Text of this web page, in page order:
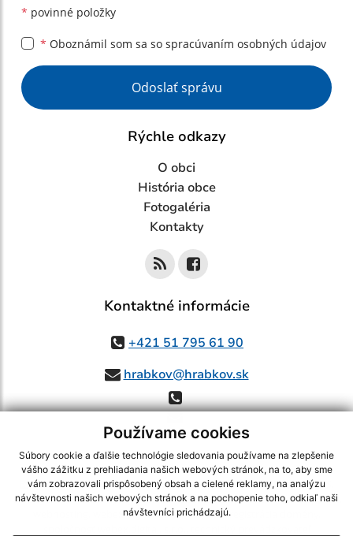
Používame cookies
Súbory cookie a ďalšie technológie sledovania používame na zlepšenie
vášho zážitku z prehliadania našich webových stránok, na to, aby sme
vám zobrazovali prispôsobený obsah a cielené reklamy, na analýzu
návštevnosti našich webových stránok a na pochopenie toho, odkiaľ naši
návštevníci prichádzajú.
* povinné položky
* Oboznámil som sa so spracúvaním osobných údajov
Google reCaptcha Response
Odoslať správu
Rýchle odkazy
O obci
História obce
Fotogaléria
Kontakty
Kontaktné informácie
+421 51 795 61 90
hrabkov@hrabkov.sk
využite možnosť získavania aktuálnych informácií s využitím RSS
CMS systém (redakčný) systém ECHELON 2,Mapa stránok,web portál
webex.digital, s.r.o.,domény,registrácia domény